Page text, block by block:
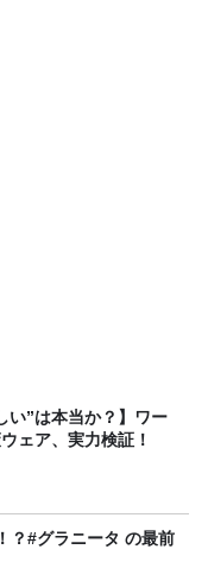
い”は本当か？】ワー
ェア、実力検証！
？#グラニータ の最前